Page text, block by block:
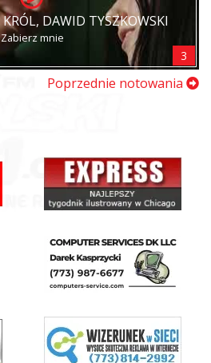
KRÓL, DAWID TYSZKOWSKI
Zabierz mnie
3
Poprzednie notowania